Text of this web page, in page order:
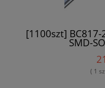
[1100szt] BC817-
SMD-
( 1